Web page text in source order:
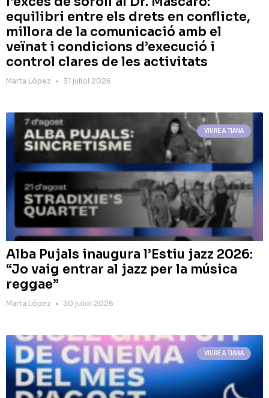
equilibri entre els drets en conflicte,
millora de la comunicació amb el
veïnat i condicions d’execució i
control clares de les activitats
Marta López 31 juliol 2026
VIURE A TIANA
Alba Pujals inaugura l’Estiu jazz 2026:
“Jo vaig entrar al jazz per la música
reggae”
Marta López 30 juliol 2026
VIURE A TIANA